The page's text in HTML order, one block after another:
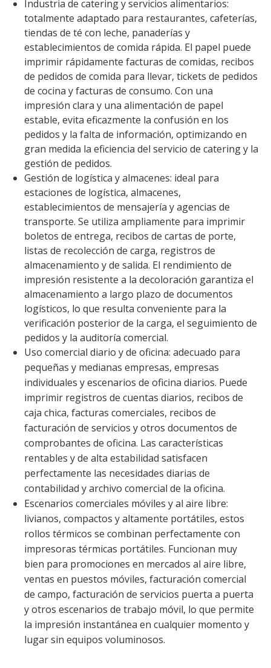
Industria de catering y servicios alimentarios:
totalmente adaptado para restaurantes, cafeterías,
tiendas de té con leche, panaderías y
establecimientos de comida rápida. El papel puede
imprimir rápidamente facturas de comidas, recibos
de pedidos de comida para llevar, tickets de pedidos
de cocina y facturas de consumo. Con una
impresión clara y una alimentación de papel
estable, evita eficazmente la confusión en los
pedidos y la falta de información, optimizando en
gran medida la eficiencia del servicio de catering y la
gestión de pedidos.
Gestión de logística y almacenes: ideal para
estaciones de logística, almacenes,
establecimientos de mensajería y agencias de
transporte. Se utiliza ampliamente para imprimir
boletos de entrega, recibos de cartas de porte,
listas de recolección de carga, registros de
almacenamiento y de salida. El rendimiento de
impresión resistente a la decoloración garantiza el
almacenamiento a largo plazo de documentos
logísticos, lo que resulta conveniente para la
verificación posterior de la carga, el seguimiento de
pedidos y la auditoría comercial.
Uso comercial diario y de oficina: adecuado para
pequeñas y medianas empresas, empresas
individuales y escenarios de oficina diarios. Puede
imprimir registros de cuentas diarios, recibos de
caja chica, facturas comerciales, recibos de
facturación de servicios y otros documentos de
comprobantes de oficina. Las características
rentables y de alta estabilidad satisfacen
perfectamente las necesidades diarias de
contabilidad y archivo comercial de la oficina.
Escenarios comerciales móviles y al aire libre:
livianos, compactos y altamente portátiles, estos
rollos térmicos se combinan perfectamente con
impresoras térmicas portátiles. Funcionan muy
bien para promociones en mercados al aire libre,
ventas en puestos móviles, facturación comercial
de campo, facturación de servicios puerta a puerta
y otros escenarios de trabajo móvil, lo que permite
la impresión instantánea en cualquier momento y
lugar sin equipos voluminosos.